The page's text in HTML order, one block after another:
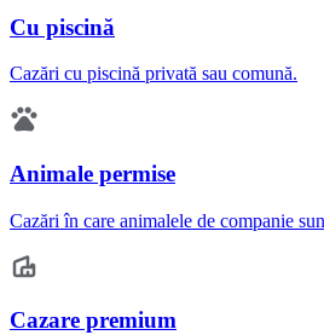
Cu piscină
Cazări cu piscină privată sau comună.
Animale permise
Cazări în care animalele de companie
Cazare premium